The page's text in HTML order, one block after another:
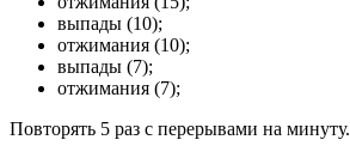
выпады (10);
отжимания (10);
выпады (7);
отжимания (7);
Повторять 5 раз с перерывами на минуту.